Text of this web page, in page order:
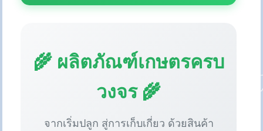
🌾 ผลิตภัณฑ์เกษตรครบ
วงจร 🌾
จากเริ่มปลูก สู่การเก็บเกี่ยว ด้วยสินค้า